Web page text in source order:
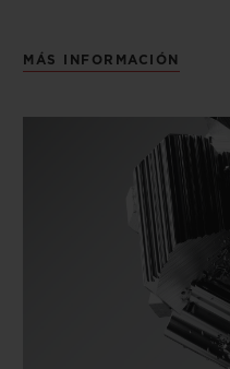
MÁS INFORMACIÓN